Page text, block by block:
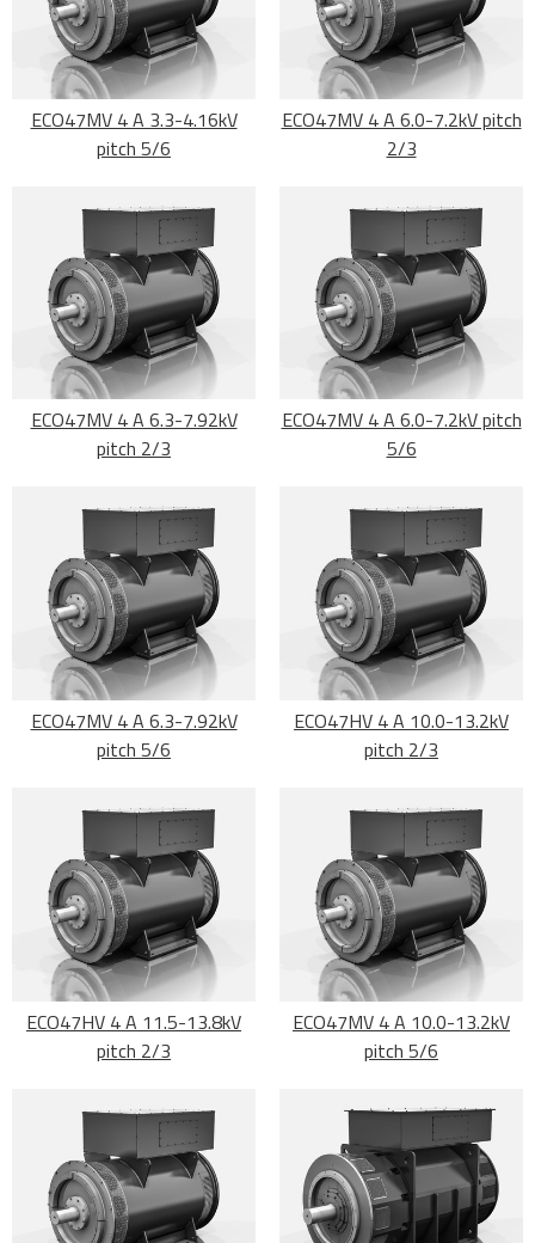
ECO47MV 4 A 3.3-4.16kV
pitch 5/6
ECO47MV 4 A 6.0-7.2kV pitch
2/3
ECO47MV 4 A 6.3-7.92kV
pitch 2/3
ECO47MV 4 A 6.0-7.2kV pitch
5/6
ECO47MV 4 A 6.3-7.92kV
pitch 5/6
ECO47HV 4 A 10.0-13.2kV
pitch 2/3
ECO47HV 4 A 11.5-13.8kV
pitch 2/3
ECO47MV 4 A 10.0-13.2kV
pitch 5/6